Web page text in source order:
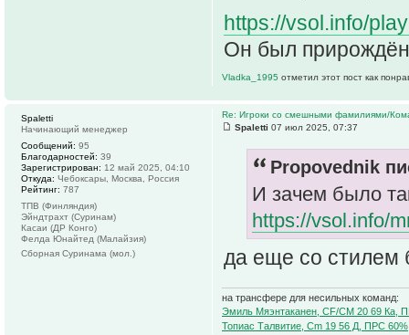
https://vsol.info/
Он был
Vladka_1995 отметил этот пост как
Re: Игроки со смешными фамилиями/
Spaletti 07 июл 2025, 07:37
Propovednik
И зачем было
https://vsol.info/
да еще со стилем
на трансфере для несильных команд:
Эмиль Мяэнтаканен, CF/CM 20 69 Ка,
Топиас Талвитие, Cm 19 56 Д, ПРС
Spaletti
Начинающий менеджер
Сообщений: 95
Благодарностей: 39
Зарегистрирован: 12 май 2025, 04:10
Откуда: Чебоксары, Москва, Россия
Рейтинг: 787
ТПВ (Финляндия)
Эйндтрахт (Суринам)
Касаи (ДР Конго)
Фелда Юнайтед (Малайзия)
Сборная Суринама (мол.)